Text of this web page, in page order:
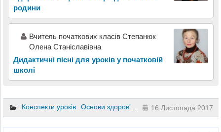
родини
Вчитель початкових класів Степанюк
Олена Станіславівна
Дидактичні пісні для уроків у початковій
школі
Конспекти уроків Основи здоров’я 1 клас16 Листопада 2017